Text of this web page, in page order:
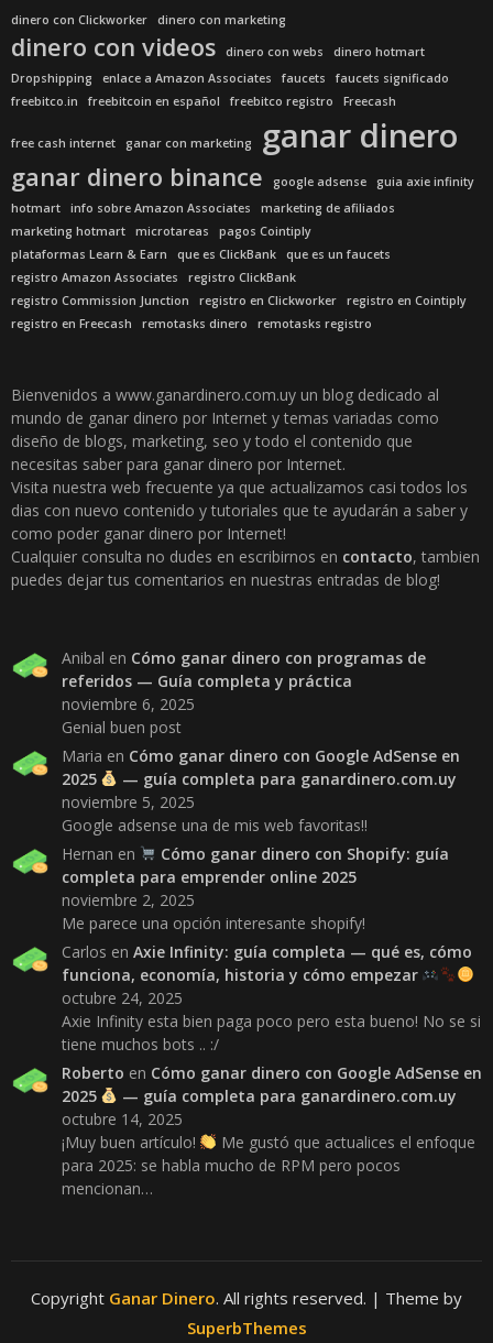
dinero con Clickworker dinero con marketing
dinero con videos dinero con webs
dinero hotmart
Dropshipping
enlace a Amazon Associates faucets
faucets significado
freebitco.in
freebitcoin en español freebitco registro Freecash
free cash internet ganar con marketing ganar dinero
ganar dinero binance google adsense
guia axie infinity
hotmart
info sobre Amazon Associates
marketing de afiliados
marketing hotmart
microtareas
pagos Cointiply
plataformas Learn & Earn
que es ClickBank
que es un faucets
registro Amazon Associates
registro ClickBank
registro Commission Junction
registro en Clickworker
registro en Cointiply
registro en Freecash
remotasks dinero remotasks registro
Bienvenidos a www.ganardinero.com.uy un blog dedicado al
mundo de ganar dinero por Internet y temas variadas como
diseño de blogs, marketing, seo y todo el contenido que
necesitas saber para ganar dinero por Internet.
Visita nuestra web frecuente ya que actualizamos casi todos los
dias con nuevo contenido y tutoriales que te ayudarán a saber y
como poder ganar dinero por Internet!
Cualquier consulta no dudes en escribirnos en contacto, tambien
puedes dejar tus comentarios en nuestras entradas de blog!
Anibal en Cómo ganar dinero con programas de
referidos — Guía completa y práctica
noviembre 6, 2025
Genial buen post
Maria en Cómo ganar dinero con Google AdSense en
2025
— guía completa para ganardinero.com.uy
noviembre 5, 2025
Google adsense una de mis web favoritas!!
Hernan en
Cómo ganar dinero con Shopify: guía
completa para emprender online 2025
noviembre 2, 2025
Me parece una opción interesante shopify!
Carlos en Axie Infinity: guía completa — qué es, cómo
funciona, economía, historia y cómo empezar
octubre 24, 2025
Axie Infinity esta bien paga poco pero esta bueno! No se si
tiene muchos bots .. :/
Roberto en Cómo ganar dinero con Google AdSense en
2025
— guía completa para ganardinero.com.uy
octubre 14, 2025
¡Muy buen artículo!
Me gustó que actualices el enfoque
para 2025: se habla mucho de RPM pero pocos
mencionan…
Copyright Ganar Dinero. All rights reserved. | Theme by
SuperbThemes